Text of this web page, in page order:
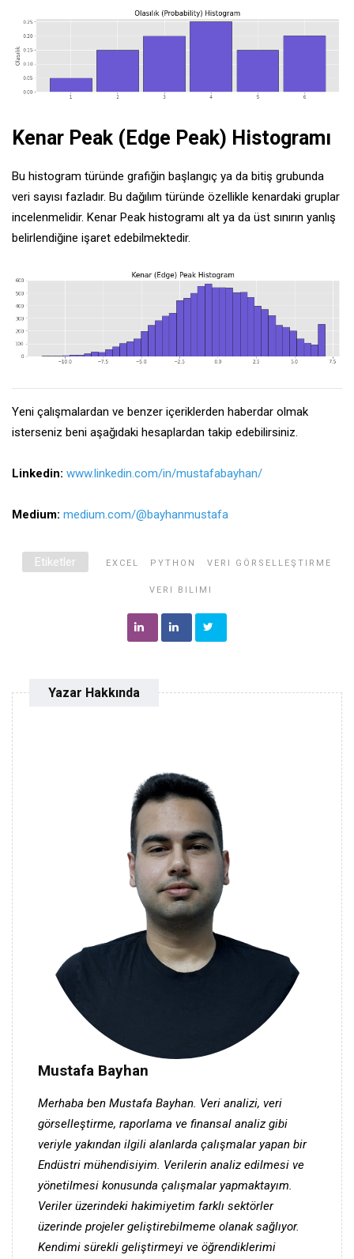
Kenar Peak (Edge Peak) Histogramı
Bu histogram türünde grafiğin başlangıç ya da bitiş grubunda
veri sayısı fazladır. Bu dağılım türünde özellikle kenardaki gruplar
incelenmelidir. Kenar Peak histogramı alt ya da üst sınırın yanlış
belirlendiğine işaret edebilmektedir.
Yeni çalışmalardan ve benzer içeriklerden haberdar olmak
isterseniz beni aşağıdaki hesaplardan takip edebilirsiniz.
Linkedin: www.linkedin.com/in/mustafabayhan/
Medium: medium.com/@bayhanmustafa
Etiketler EXCEL PYTHON VERI GÖRSELLEŞTIRME
VERI BILIMI
Yazar Hakkında
Mustafa Bayhan
Merhaba ben Mustafa Bayhan. Veri analizi, veri
görselleştirme, raporlama ve finansal analiz gibi
veriyle yakından ilgili alanlarda çalışmalar yapan bir
Endüstri mühendisiyim. Verilerin analiz edilmesi ve
yönetilmesi konusunda çalışmalar yapmaktayım.
Veriler üzerindeki hakimiyetim farklı sektörler
üzerinde projeler geliştirebilmeme olanak sağlıyor.
Kendimi sürekli geliştirmeyi ve öğrendiklerimi